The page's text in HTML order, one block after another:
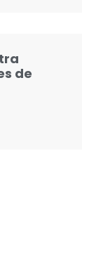
de